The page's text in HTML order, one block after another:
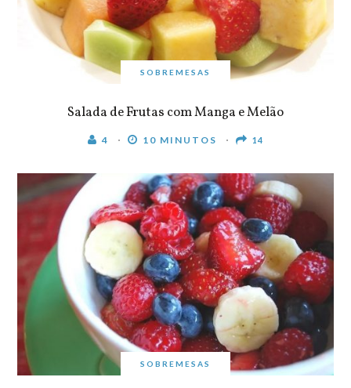
SOBREMESAS
Salada de Frutas com Manga e Melão
4 10 MINUTOS 14
SOBREMESAS